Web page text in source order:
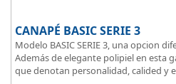
CANAPÉ BASIC SERIE 3
Modelo BASIC SERIE 3, una opcion
Además de elegante polipiel en esta
que denotan personalidad, calided y